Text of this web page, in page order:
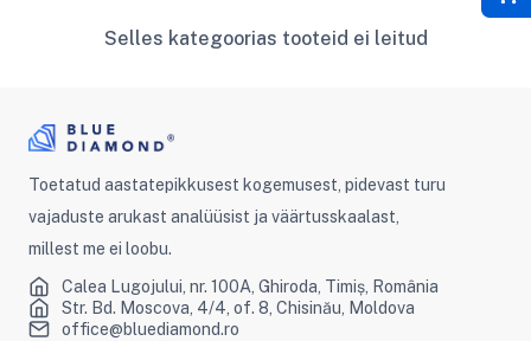
Selles kategoorias tooteid ei leitud
Toetatud aastatepikkusest kogemusest, pidevast turu
vajaduste arukast analüüsist ja väärtusskaalast,
millest me ei loobu.
Calea Lugojului, nr. 100A, Ghiroda, Timiș, România
Str. Bd. Moscova, 4/4, of. 8, Chisinău, Moldova
office@bluediamond.ro